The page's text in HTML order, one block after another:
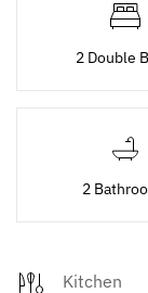
2 Double
2
Kitchen